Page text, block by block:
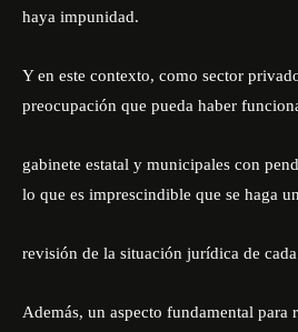
haya impunidad.
Y en este contexto, como sector
preocupación que pueda haber
gabinete estatal y municipales con
lo que es imprescindible que se haga
revisión de la situación jurídica de
Además, un aspecto fundamental para